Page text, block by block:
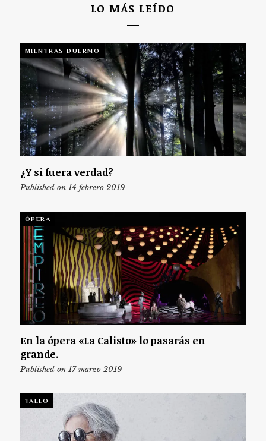
LO MÁS LEÍDO
MIENTRAS DUERMO
¿Y si fuera verdad?
Published on 14 febrero 2019
ÓPERA
En la ópera «La Calisto» lo pasarás en
grande.
Published on 17 marzo 2019
TALLO